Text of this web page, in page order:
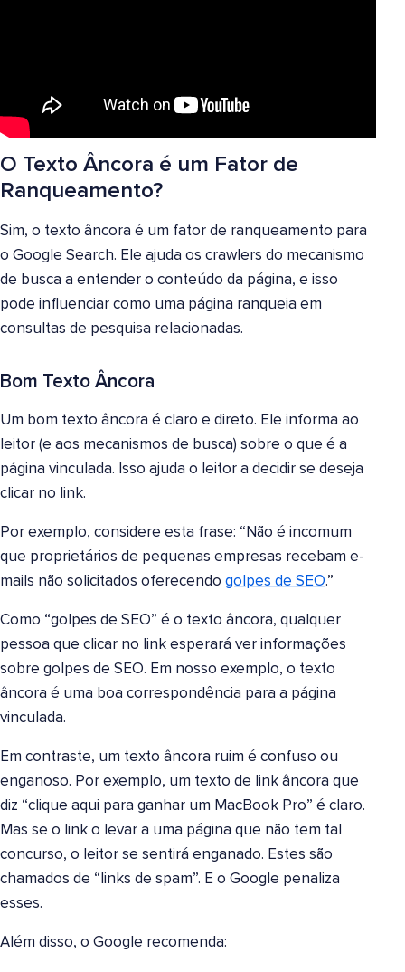
O Texto Âncora é um Fator de
Ranqueamento?
Sim, o texto âncora é um fator de ranqueamento para
o Google Search. Ele ajuda os crawlers do mecanismo
de busca a entender o conteúdo da página, e isso
pode influenciar como uma página ranqueia em
consultas de pesquisa relacionadas.
Bom Texto Âncora
Um bom texto âncora é claro e direto. Ele informa ao
leitor (e aos mecanismos de busca) sobre o que é a
página vinculada. Isso ajuda o leitor a decidir se deseja
clicar no link.
Por exemplo, considere esta frase: “Não é incomum
que proprietários de pequenas empresas recebam e-
mails não solicitados oferecendo golpes de SEO.”
Como “golpes de SEO” é o texto âncora, qualquer
pessoa que clicar no link esperará ver informações
sobre golpes de SEO. Em nosso exemplo, o texto
âncora é uma boa correspondência para a página
vinculada.
Em contraste, um texto âncora ruim é confuso ou
enganoso. Por exemplo, um texto de link âncora que
diz “clique aqui para ganhar um MacBook Pro” é claro.
Mas se o link o levar a uma página que não tem tal
concurso, o leitor se sentirá enganado. Estes são
chamados de “links de spam”. E o Google penaliza
esses.
Além disso, o Google recomenda: